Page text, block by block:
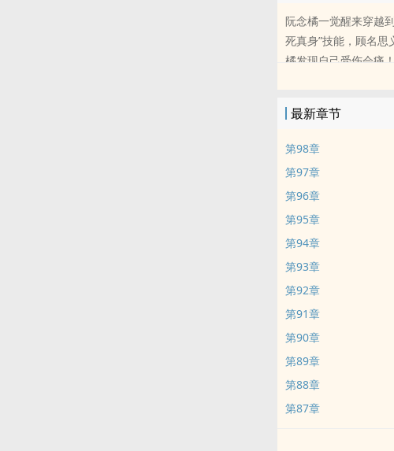
阮念橘一觉醒来穿越
死真身”技能，顾名
橘发现自己受伤会痛
最新章节
第98章
第97章
第96章
第95章
第94章
第93章
第92章
第91章
第90章
第89章
第88章
第87章